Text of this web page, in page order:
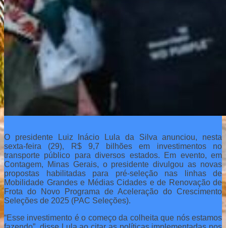
O presidente Luiz Inácio Lula da Silva anunciou, nesta
sexta-feira (29), R$ 9,7 bilhões em investimentos no
transporte público para diversos estados. Em evento, em
Contagem, Minas Gerais, o presidente divulgou as novas
propostas habilitadas para pré-seleção nas linhas de
Mobilidade Grandes e Médias Cidades e de Renovação de
Frota do Novo Programa de Aceleração do Crescimento
Seleções de 2025 (PAC Seleções).
“Esse investimento é o começo da colheita que nós estamos